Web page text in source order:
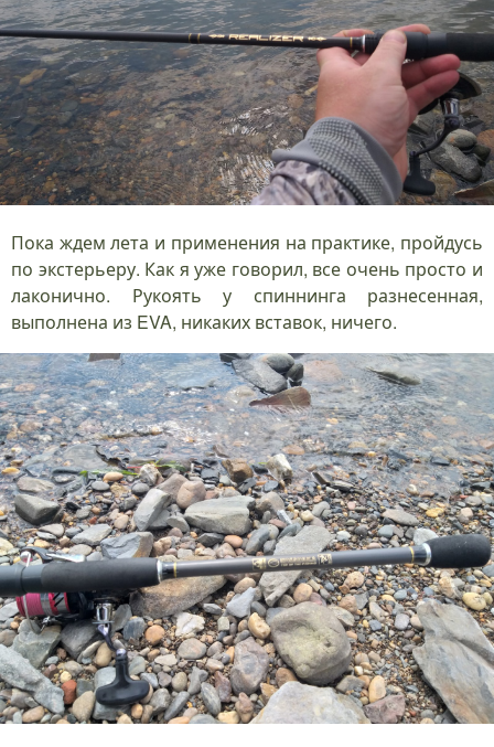
Пока ждем лета и применения на практике, пройдусь
по экстерьеру. Как я уже говорил, все очень просто и
лаконично. Рукоять у спиннинга разнесенная,
выполнена из EVA, никаких вставок, ничего.